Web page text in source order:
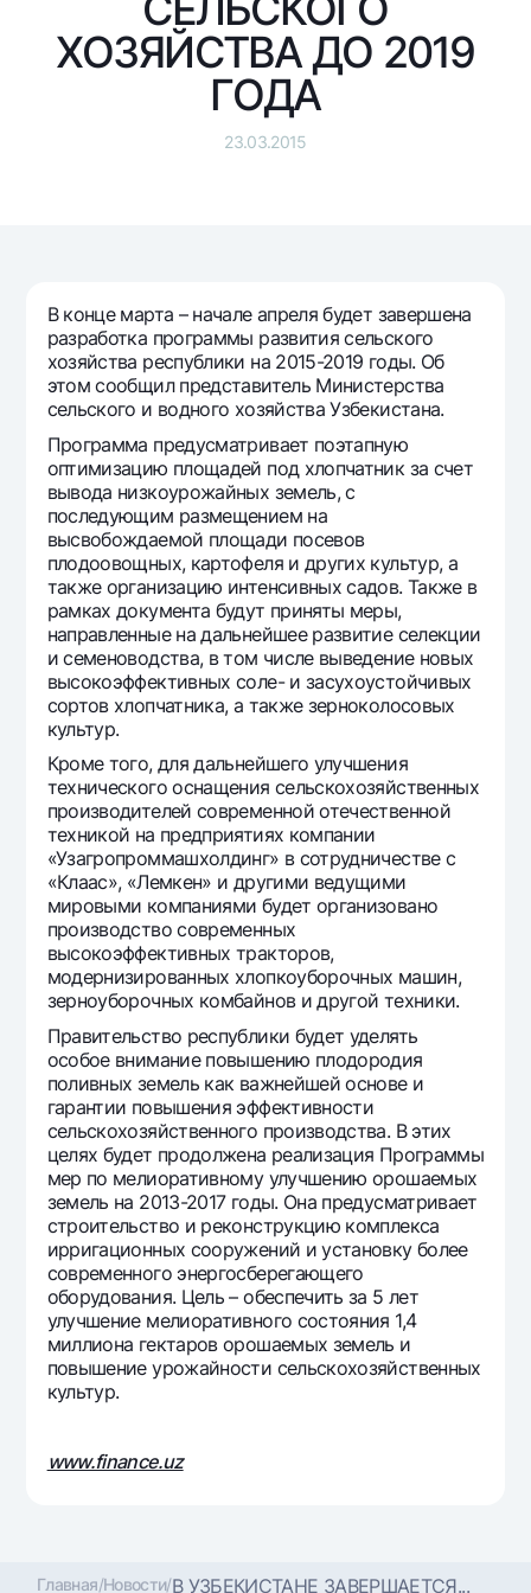
До востребования USD
Для всех USD
Золотые слитки от НБУ
UzCard/HUMO
Visa
Эскроу-cчёт
Ищите по сайту
Найти
Полезные ссылки
Часто задаваемые вопросы
Пресс-центр
Офисы и банкоматы
Согласие на обработку персональных данных
Следите за нами в соцсетях
Контакт-центр
+998 78 148-00-10
ХОЗЯЙСТВА ДО 2019
ГОДА
23.03.2015
В конце марта – начале апреля будет завершена
разработка программы развития сельского
хозяйства республики на 2015-2019 годы. Об
этом сообщил представитель Министерства
сельского и водного хозяйства Узбекистана.
Программа предусматривает поэтапную
оптимизацию площадей под хлопчатник за счет
вывода низкоурожайных земель, с
последующим размещением на
высвобождаемой площади посевов
плодоовощных, картофеля и других культур, а
также организацию интенсивных садов. Также в
рамках документа будут приняты меры,
направленные на дальнейшее развитие селекции
и семеноводства, в том числе выведение новых
высокоэффективных соле- и засухоустойчивых
сортов хлопчатника, а также зерноколосовых
культур.
Кроме того, для дальнейшего улучшения
технического оснащения сельскохозяйственных
производителей современной отечественной
техникой на предприятиях компании
«Узагропроммашхолдинг» в сотрудничестве с
«Клаас», «Лемкен» и другими ведущими
мировыми компаниями будет организовано
производство современных
высокоэффективных тракторов,
модернизированных хлопкоуборочных машин,
зерноуборочных комбайнов и другой техники.
Правительство республики будет уделять
особое внимание повышению плодородия
поливных земель как важнейшей основе и
гарантии повышения эффективности
сельскохозяйственного производства. В этих
целях будет продолжена реализация Программы
мер по мелиоративному улучшению орошаемых
земель на 2013-2017 годы. Она предусматривает
строительство и реконструкцию комплекса
ирригационных сооружений и установку более
современного энергосберегающего
оборудования. Цель – обеспечить за 5 лет
улучшение мелиоративного состояния 1,4
миллиона гектаров орошаемых земель и
повышение урожайности сельскохозяйственных
культур.
www.finance.uz
Главная/Новости/В УЗБЕКИСТАНЕ ЗАВЕРШАЕТСЯ...